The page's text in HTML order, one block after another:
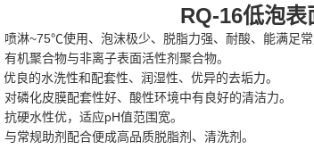
RQ-16低泡表
淋~75℃使用、泡沫极少、脱脂力强、耐酸、能满足常
机聚合物与非离子表面活性剂聚合物。
良的水洗性和配套性、润湿性、优异的去垢力。
磷化皮膜配套性好、酸性环境中有良好的清洁力。
硬水性优，适应pH值范围宽。
常规助剂配合便成高品质脱脂剂、清洗剂。